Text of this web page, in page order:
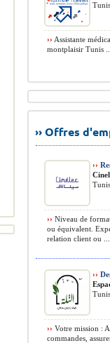
›› Assistante
montplaisir Tunis
›› Offres
››
›› Niveau de
ou équivalent.
relation client ou ...
››
›› Votre mission :
commandes,